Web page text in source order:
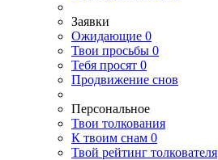
Заявки
Ожидающие 0
Твои просьбы 0
Тебя просят 0
Продвижение снов
Персональное
Твои толкования
К твоим снам 0
Твой рейтинг толкователя